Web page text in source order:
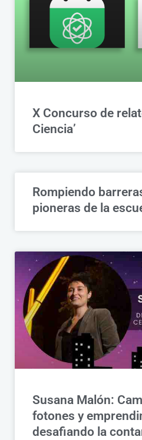
X Concurso de
Ciencia’
Rompiendo
pioneras de la
Susana Malón:
fotones y
desafiando la